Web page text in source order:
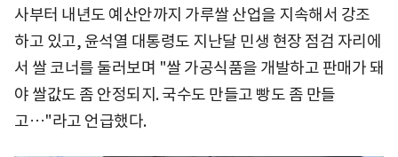
사부터 내년도 예산안까지 가루쌀 산업을 지속해서 강조
하고 있고, 윤석열 대통령도 지난달 민생 현장 점검 자리에
서 쌀 코너를 둘러보며 "쌀 가공식품을 개발하고 판매가 돼
야 쌀값도 좀 안정되지. 국수도 만들고 빵도 좀 만들
고…"라고 언급했다.